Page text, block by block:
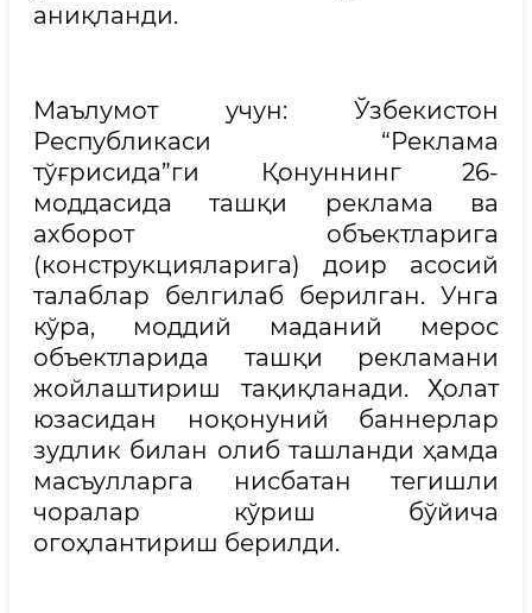
аниқланди.
Маълумот учун: Ўзбекистон
Республикаси “Реклама
тўғрисида”ги Қонуннинг 26-
моддасида ташқи реклама ва
ахборот объектларига
(конструкцияларига) доир асосий
талаблар белгилаб берилган. Унга
кўра, моддий маданий мерос
объектларида ташқи рекламани
жойлаштириш тақиқланади. Ҳолат
юзасидан ноқонуний баннерлар
зудлик билан олиб ташланди ҳамда
масъулларга нисбатан тегишли
чоралар кўриш бўйича
огоҳлантириш берилди.